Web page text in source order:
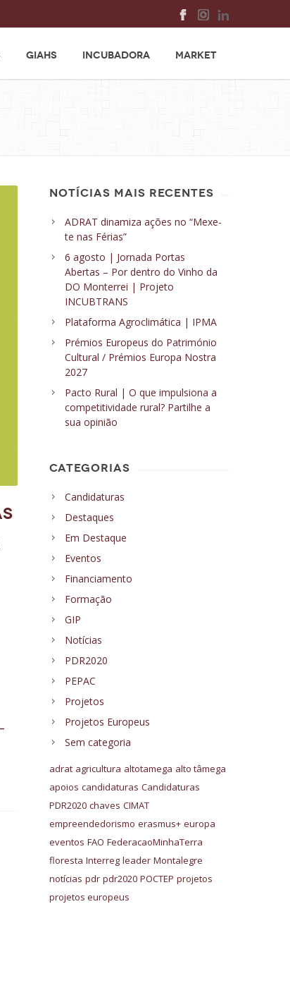
GIAHS INCUBADORA MARKET
NOTÍCIAS MAIS RECENTES
ADRAT dinamiza ações no “Mexe-
te nas Férias”
6 agosto | Jornada Portas
Abertas – Por dentro do Vinho da
DO Monterrei | Projeto
INCUBTRANS
Plataforma Agroclimática | IPMA
Prémios Europeus do Património
Cultural / Prémios Europa Nostra
2027
Pacto Rural | O que impulsiona a
competitividade rural? Partilhe a
sua opinião
CATEGORIAS
Candidaturas
Destaques
Em Destaque
Eventos
Financiamento
Formação
GIP
Notícias
PDR2020
PEPAC
Projetos
Projetos Europeus
Sem categoria
adrat agricultura altotamega alto tâmega
apoios candidaturas Candidaturas
PDR2020 chaves CIMAT
empreendedorismo erasmus+ europa
eventos FAO FederacaoMinhaTerra
floresta Interreg leader Montalegre
notícias pdr pdr2020 POCTEP projetos
projetos europeus